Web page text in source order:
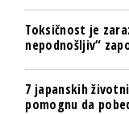
Toksičnost je
nepodnošljiv“
7 japanskih
pomognu da